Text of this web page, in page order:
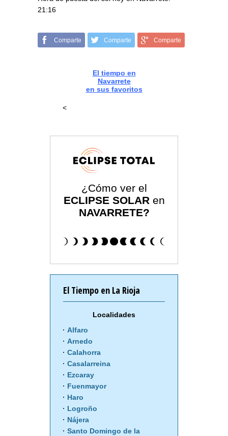
21:16
Comparte Comparte Comparte
El tiempo en
Navarrete
en sus favoritos
<
¿Cómo ver el
ECLIPSE SOLAR en
NAVARRETE?
El Tiempo en La Rioja
Localidades
Alfaro
Arnedo
Calahorra
Casalarreina
Ezcaray
Fuenmayor
Haro
Logroño
Nájera
Santo Domingo de la